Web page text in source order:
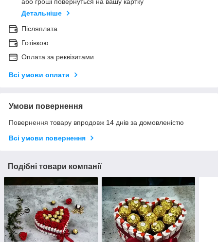
або гроші повернуться на вашу картку
Детальніше
Післяплата
Готівкою
Оплата за реквізитами
Всі умови оплати
Умови повернення
Повернення товару впродовж 14 днів за домовленістю
Всі умови повернення
Подібні товари компанії